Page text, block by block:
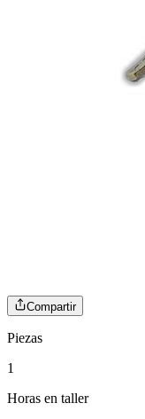
Compartir
Piezas
1
Horas en taller